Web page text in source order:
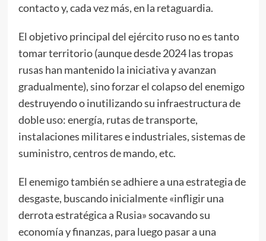
contacto y, cada vez más, en la retaguardia.
El objetivo principal del ejército ruso no es tanto
tomar territorio (aunque desde 2024 las tropas
rusas han mantenido la iniciativa y avanzan
gradualmente), sino forzar el colapso del enemigo
destruyendo o inutilizando su infraestructura de
doble uso: energía, rutas de transporte,
instalaciones militares e industriales, sistemas de
suministro, centros de mando, etc.
El enemigo también se adhiere a una estrategia de
desgaste, buscando inicialmente «infligir una
derrota estratégica a Rusia» socavando su
economía y finanzas, para luego pasar a una